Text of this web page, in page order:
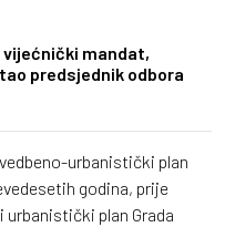
vijećnički mandat,
predsjednik odbora
urbanistički plan
godina, prije
urbanistički plan Grada